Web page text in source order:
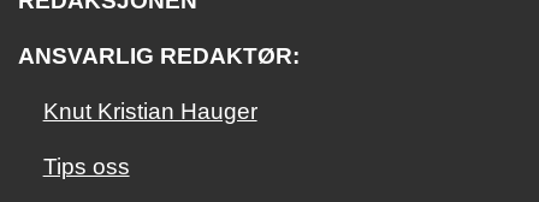
ANSVARLIG REDAKTØR:
Knut Kristian Hauger
Tips oss